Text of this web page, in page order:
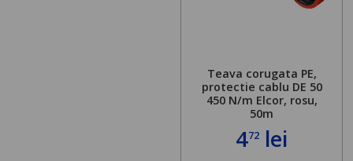
Teava corugata PE,
protectie cablu DE 50
450 N/m Elcor, rosu,
50m
472 lei